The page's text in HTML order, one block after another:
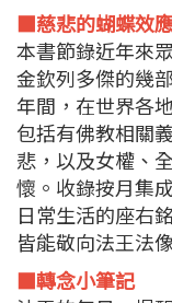
■慈悲的蝴蝶效
本書節錄近年來
金欽列多傑的幾
年間，在世界各
包括有佛教相關
悲，以及女權、
懷。收錄按月集
日常生活的座右
皆能敬向法王法
■轉念小筆記